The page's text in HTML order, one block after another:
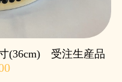
(36cm) 受注生産品